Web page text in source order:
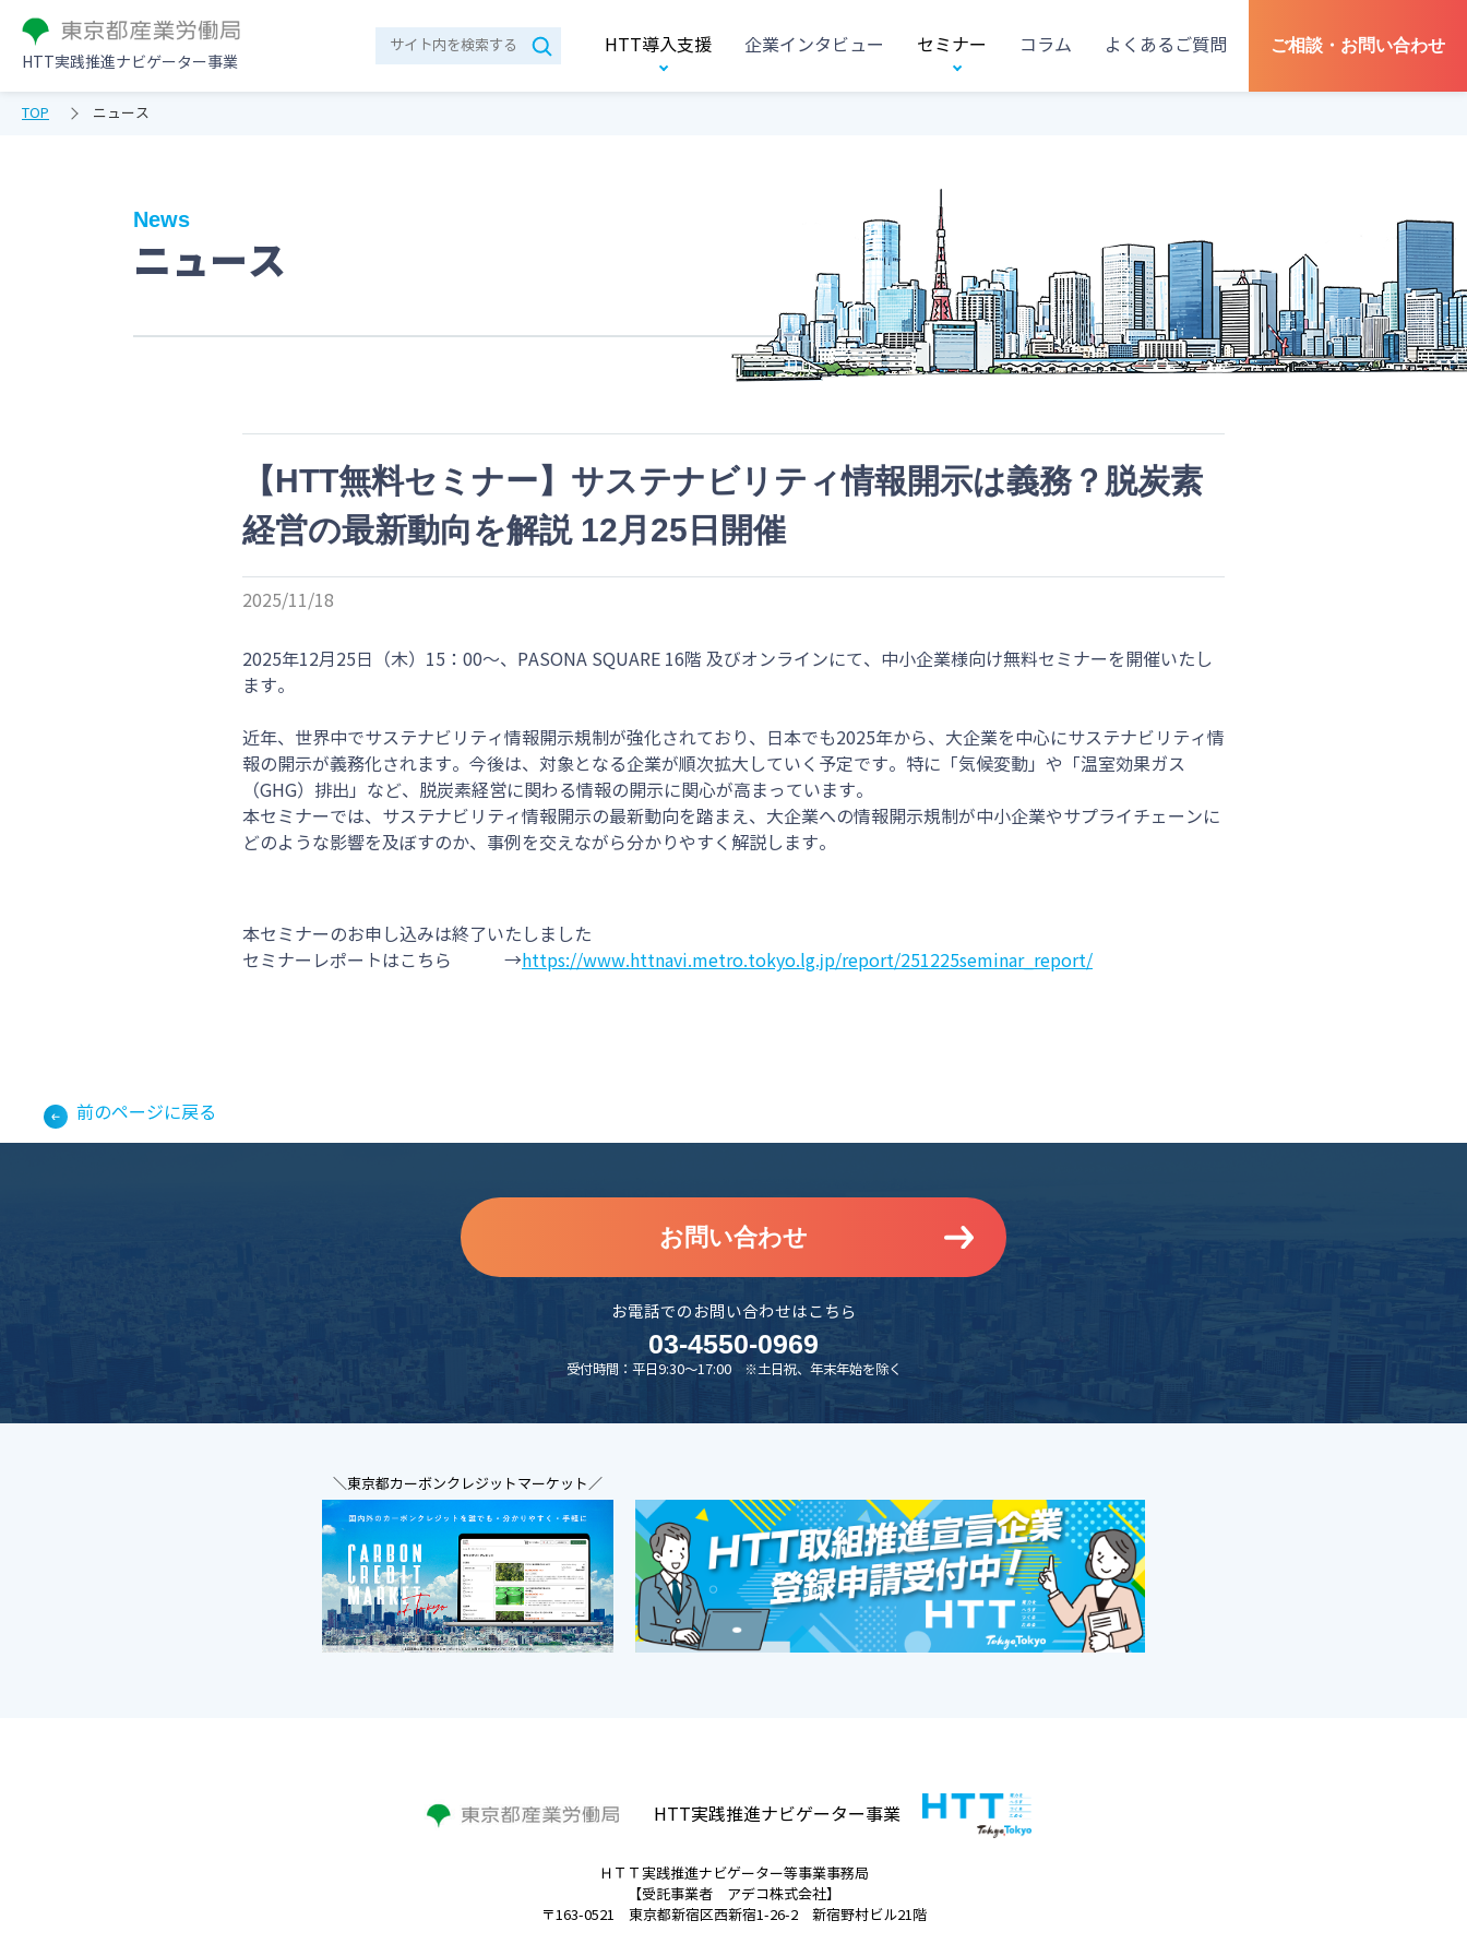
TOP ニュース
News
ニュース
HTT実践推進ナビゲーター事業
HTT導入支援 企業インタビュー セミナー コラム よくあるご質問 ご相談・お問い合わせ
【HTT無料セミナー】サステナビリティ情報開示は義務？脱炭素
経営の最新動向を解説 12月25日開催
2025/11/18
2025年12月25日（木）15：00～、PASONA SQUARE 16階 及びオンラインにて、中小企業様向け無料セミナーを開催いたし
ます。
近年、世界中でサステナビリティ情報開示規制が強化されており、日本でも2025年から、大企業を中心にサステナビリティ情
報の開示が義務化されます。今後は、対象となる企業が順次拡大していく予定です。特に「気候変動」や「温室効果ガス
（GHG）排出」など、脱炭素経営に関わる情報の開示に関心が高まっています。
本セミナーでは、サステナビリティ情報開示の最新動向を踏まえ、大企業への情報開示規制が中小企業やサプライチェーンに
どのような影響を及ぼすのか、事例を交えながら分かりやすく解説します。
本セミナーのお申し込みは終了いたしました
セミナーレポートはこちら →https://www.httnavi.metro.tokyo.lg.jp/report/251225seminar_report/
前のページに戻る
お問い合わせ
お電話でのお問い合わせはこちら
03-4550-0969
受付時間：平日9:30～17:00 ※土日祝、年末年始を除く
＼東京都カーボンクレジットマーケット／
HTT実践推進ナビゲーター事業
ＨＴＴ実践推進ナビゲーター等事業事務局
【受託事業者 アデコ株式会社】
〒163-0521 東京都新宿区西新宿1-26-2 新宿野村ビル21階